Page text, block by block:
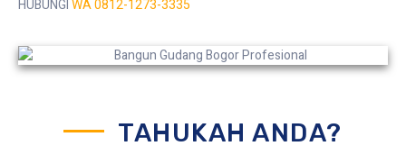
HUBUNGIWA 0812-1273-3335
TAHUKAH ANDA?